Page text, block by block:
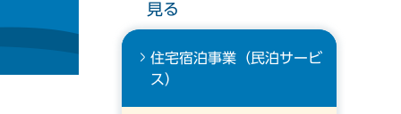
見る
住宅宿泊事業（民泊サービ
ス）